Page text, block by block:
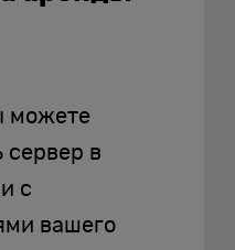
можете
сервер в
с
вашего